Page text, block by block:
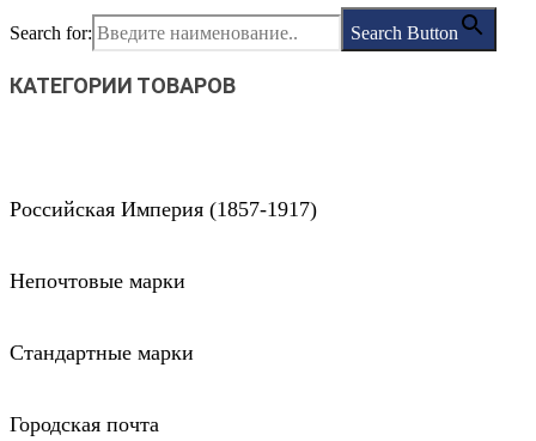
Search for: Search Button
КАТЕГОРИИ ТОВАРОВ
Российская Империя (1857-1917)
Непочтовые марки
Стандартные марки
Городская почта